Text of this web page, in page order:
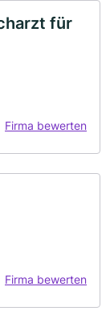
für
Firma bewerten
Firma bewerten